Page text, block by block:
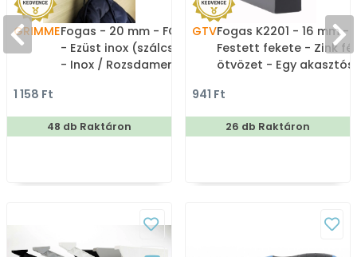
GRIMMEFogas - 20 mm - FG75105
- Ezüst inox (szálcsiszolt)
- Inox / Rozsdamentes
1 158 Ft
48 db Raktáron
GTVFogas K2201 - 16 mm -
Festett fekete - Zink
ötvözet - Egy akasztós
941 Ft
26 db Raktáron